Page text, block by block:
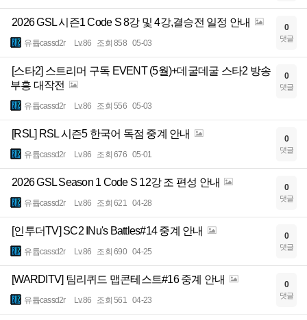
2026 GSL 시즌1 Code S 8강 및 4강,결승전 일정 안내
유튭cassd2r Lv.86 조회 858 05-03
0
댓글
[스타2] 스트리머 구독 EVENT (5월)+데굴데굴 스타2 방송
부흥 대작전
유튭cassd2r Lv.86 조회 556 05-03
0
댓글
[RSL] RSL 시즌5 한국어 독점 중계 안내
유튭cassd2r Lv.86 조회 676 05-01
0
댓글
2026 GSL Season 1 Code S 12강 조 편성 안내
유튭cassd2r Lv.86 조회 621 04-28
0
댓글
[인투더TV] SC2 INu's Battles#14 중계 안내
유튭cassd2r Lv.86 조회 690 04-25
0
댓글
[WARDITV] 팀리퀴드 맵콘테스트#16 중계 안내
유튭cassd2r Lv.86 조회 561 04-23
0
댓글